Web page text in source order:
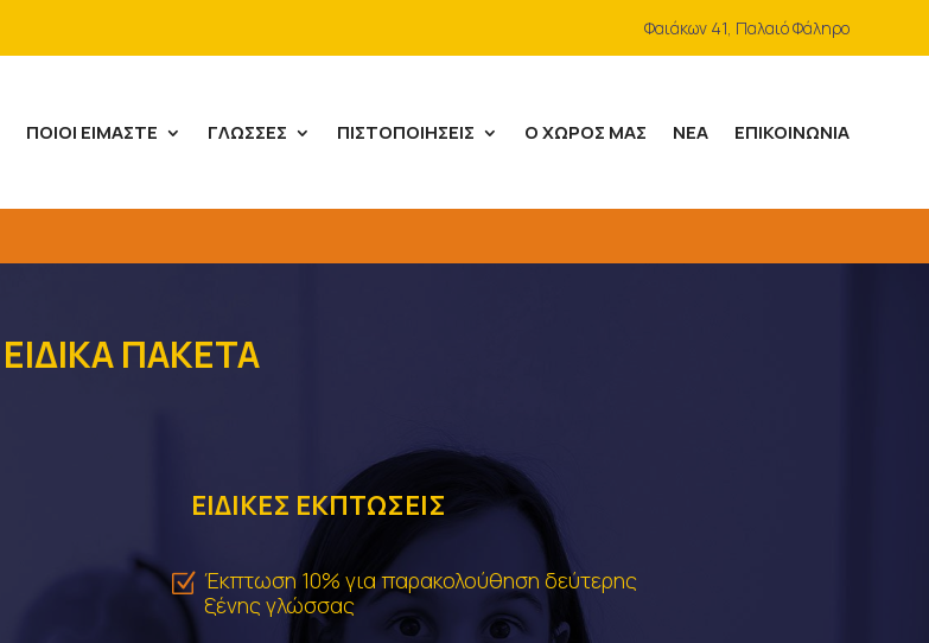
Φαιάκων 41, Παλαιό Φάληρο
ΠΟΙΟΙ ΕΊΜΑΣΤΕ ΓΛΏΣΣΕΣ ΠΙΣΤΟΠΟΙΉΣΕΙΣ Ο ΧΏΡΟΣ ΜΑΣ ΝΈΑ ΕΠΙΚΟΙΝΩΝΊΑ
ΕΙΔΙΚΑ ΠΑΚΕΤΑ
ΕΙΔΙΚΕΣ ΕΚΠΤΩΣΕΙΣ
Z Έκπτωση 10% για παρακολούθηση δεύτερης
ξένης γλώσσας